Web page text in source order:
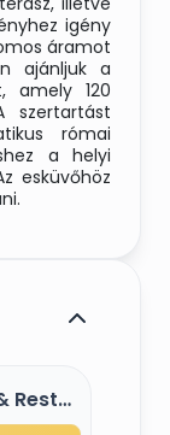
igény
áramot
ajánljuk a
amely 120
szertartást
római
a helyi
esküvőhöz
Károlyi - Kastély Hotel & Restaurant